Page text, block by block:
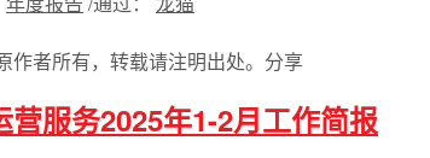
者所有，转载请注明出处。 分享
营服务2025年1-2月工作简报